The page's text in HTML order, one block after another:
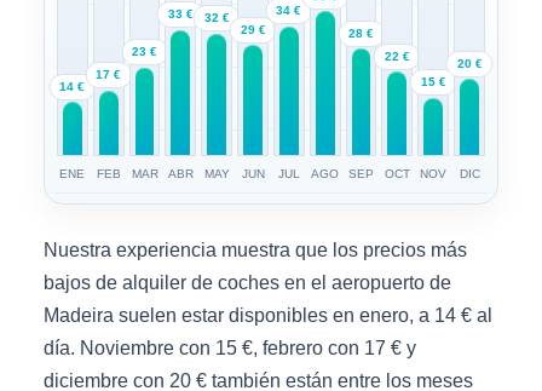
14 €
ENE
17 €
FEB
23 €
MAR
33 €
ABR
32 €
MAY
29 €
JUN
34 €
JUL AGO
28 €
SEP
22 €
OCT
15 €
NOV
20 €
DIC
Nuestra experiencia muestra que los precios más
bajos de alquiler de coches en el aeropuerto de
Madeira suelen estar disponibles en enero, a 14 € al
día. Noviembre con 15 €, febrero con 17 € y
diciembre con 20 € también están entre los meses